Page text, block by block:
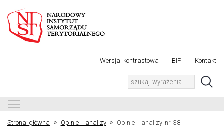
Wersja kontrastowa BIP Kontakt
Strona główna » Opinie i analizy» Opinie i analizy nr 38